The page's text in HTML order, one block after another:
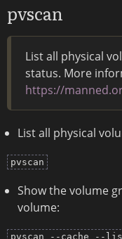
pvscan
List all physical
status. More
https://
List all physical
pvscan
Show the volume
volume:
pvscan --cache --